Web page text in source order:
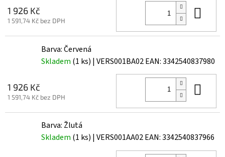
1 926 Kč
1 591,74 Kč bez DPH
Barva: Červená
Skladem (1 ks) | VERS001BA02EAN:3342540837980
1 926 Kč
1 591,74 Kč bez DPH
Barva: Žlutá
Skladem (1 ks) | VERS001AA02EAN:3342540837966